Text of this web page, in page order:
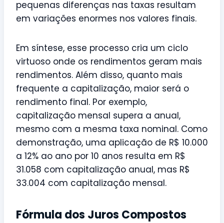
pequenas diferenças nas taxas resultam
em variações enormes nos valores finais.
Em síntese, esse processo cria um ciclo
virtuoso onde os rendimentos geram mais
rendimentos. Além disso, quanto mais
frequente a capitalização, maior será o
rendimento final. Por exemplo,
capitalização mensal supera a anual,
mesmo com a mesma taxa nominal. Como
demonstração, uma aplicação de R$ 10.000
a 12% ao ano por 10 anos resulta em R$
31.058 com capitalização anual, mas R$
33.004 com capitalização mensal.
Fórmula dos Juros Compostos